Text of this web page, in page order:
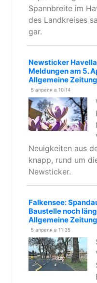
Spannbreite im
des Landkreises
gar.
Newsticker
Meldungen am 5.
Allgemeine Zeitung
5 апреля в 10:14
Neuigkeiten aus
knapp, rund um
Newsticker.
Falkensee:
Baustelle noch
Allgemeine Zeitung
5 апреля в 11:35